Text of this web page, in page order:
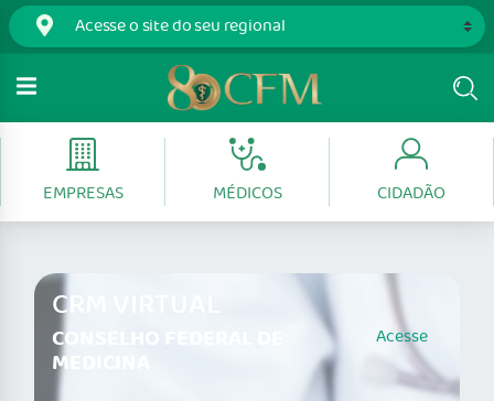
EMPRESAS MÉDICOS CIDADÃO
CRM VIRTUAL
CONSELHO FEDERAL DE
MEDICINA
Acesse